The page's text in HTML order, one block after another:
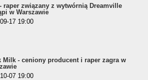
raper związany z wytwórnią Dreamville
w Warszawie
17 19:00
Milk - ceniony producent i raper zagra w
07 19:00